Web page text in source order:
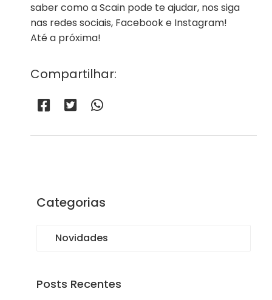
saber como a Scain pode te ajudar, nos siga
nas redes sociais, Facebook e Instagram!
Até a próxima!
Compartilhar:
Categorias
Novidades
Posts Recentes